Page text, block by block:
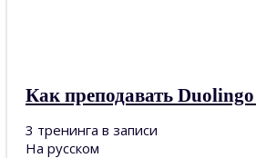
Как преподавать
3 тренинга в записи
На русском